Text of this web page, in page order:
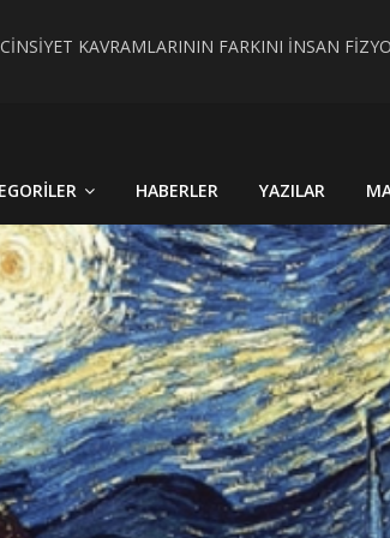
KAVRAMLARININ FARKINI İNSAN
HABERLER YAZILAR